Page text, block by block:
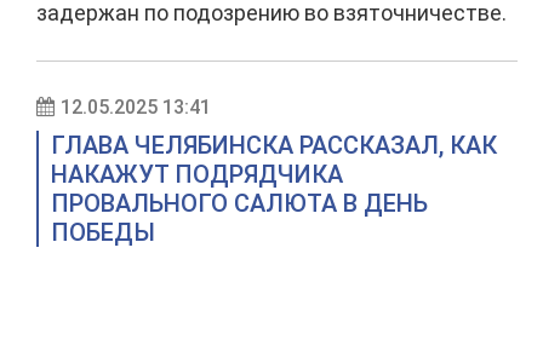
задержан по подозрению во взяточничестве.
12.05.2025 13:41
ГЛАВА ЧЕЛЯБИНСКА РАССКАЗАЛ, КАК
НАКАЖУТ ПОДРЯДЧИКА
ПРОВАЛЬНОГО САЛЮТА В ДЕНЬ
ПОБЕДЫ